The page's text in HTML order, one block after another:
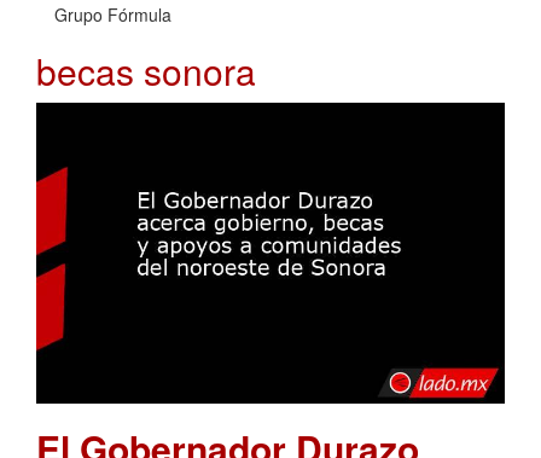
Grupo Fórmula
becas sonora